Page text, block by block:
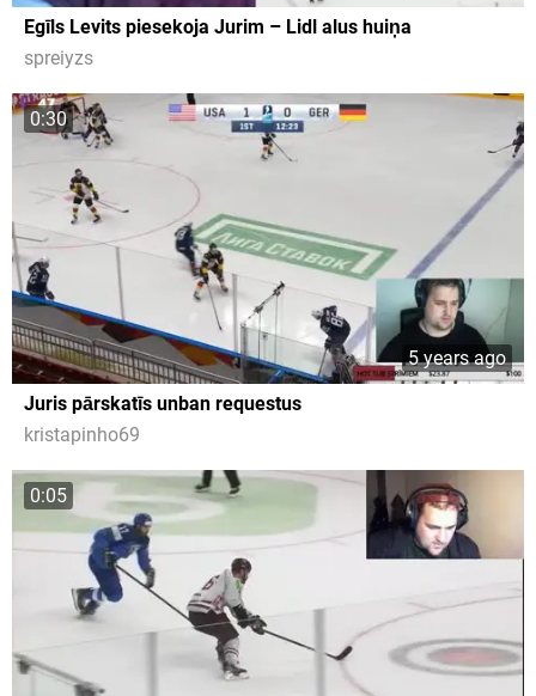
Egīls Levits piesekoja Jurim – Lidl alus huiņa
spreiyzs
0:30
5 years ago
Juris pārskatīs unban requestus
kristapinho69
0:05